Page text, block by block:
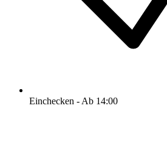
Einchecken - Ab 14:00